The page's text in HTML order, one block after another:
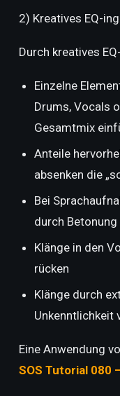
2) Kreatives EQ-ing
Durch kreatives
Einzelne
Drums, Vocals
Gesamtmix
Anteile
absenken die
Bei
durch
Klänge in den
rücken
Klänge durch
Unkenntlichkeit
Eine Anwendung
SOS Tutorial 080